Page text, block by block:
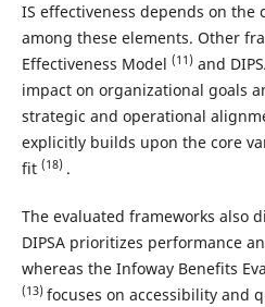
IS effectiveness depends on the
among these elements. Other
Effectiveness Model (11)and
impact on organizational goals
strategic and operational
explicitly builds upon the core
fit (18) .
The evaluated frameworks also
DIPSA prioritizes performance
whereas the Infoway Benefits
(13) focuses on accessibility and